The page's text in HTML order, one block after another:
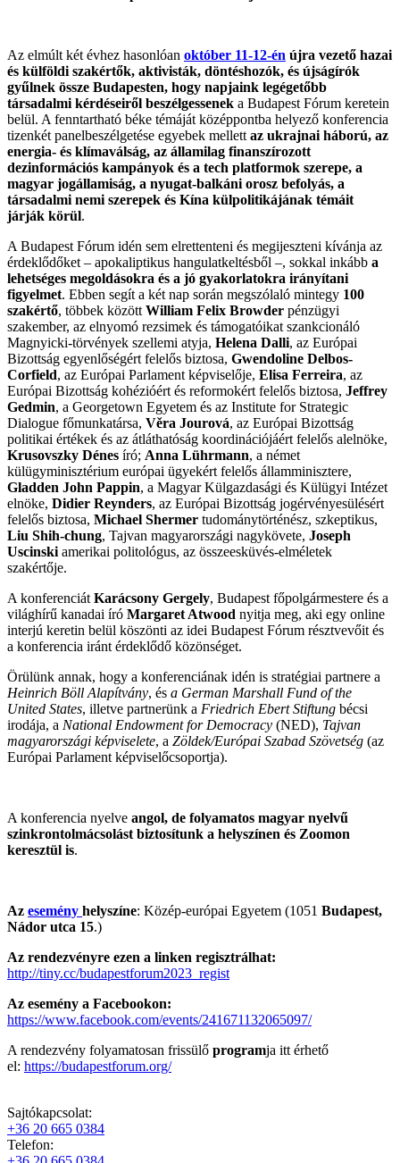
Az elmúlt két évhez hasonlóan október 11-12-én újra vezető hazai
és külföldi szakértők, aktivisták, döntéshozók, és újságírók
gyűlnek össze Budapesten, hogy napjaink legégetőbb
társadalmi kérdéseiről beszélgessenek a Budapest Fórum keretein
belül. A fenntartható béke témáját középpontba helyező konferencia
tizenkét panelbeszélgetése egyebek mellett az ukrajnai háború, az
energia- és klímaválság, az államilag finanszírozott
dezinformációs kampányok és a tech platformok szerepe, a
magyar jogállamiság, a nyugat-balkáni orosz befolyás, a
társadalmi nemi szerepek és Kína külpolitikájának témáit
járják körül.
A Budapest Fórum idén sem elrettenteni és megijeszteni kívánja az
érdeklődőket – apokaliptikus hangulatkeltésből –, sokkal inkább a
lehetséges megoldásokra és a jó gyakorlatokra irányítani
figyelmet. Ebben segít a két nap során megszólaló mintegy 100
szakértő, többek között William Felix Browder pénzügyi
szakember, az elnyomó rezsimek és támogatóikat szankcionáló
Magnyicki-törvények szellemi atyja, Helena Dalli, az Európai
Bizottság egyenlőségért felelős biztosa, Gwendoline Delbos-
Corfield, az Európai Parlament képviselője, Elisa Ferreira, az
Európai Bizottság kohézióért és reformokért felelős biztosa, Jeffrey
Gedmin, a Georgetown Egyetem és az Institute for Strategic
Dialogue főmunkatársa, Věra Jourová, az Európai Bizottság
politikai értékek és az átláthatóság koordinációjáért felelős alelnöke,
Krusovszky Dénes író; Anna Lührmann, a német
külügyminisztérium európai ügyekért felelős államminisztere,
Gladden John Pappin, a Magyar Külgazdasági és Külügyi Intézet
elnöke, Didier Reynders, az Európai Bizottság jogérvényesülésért
felelős biztosa, Michael Shermer tudománytörténész, szkeptikus,
Liu Shih-chung, Tajvan magyarországi nagykövete, Joseph
Uscinski amerikai politológus, az összeesküvés-elméletek
szakértője.
A konferenciát Karácsony Gergely, Budapest főpolgármestere és a
világhírű kanadai író Margaret Atwood nyitja meg, aki egy online
interjú keretin belül köszönti az idei Budapest Fórum résztvevőit és
a konferencia iránt érdeklődő közönséget.
Örülünk annak, hogy a konferenciának idén is stratégiai partnere a
Heinrich Böll Alapítvány, és a German Marshall Fund of the
United States, illetve partnerünk a Friedrich Ebert Stiftung bécsi
irodája, a National Endowment for Democracy (NED), Tajvan
magyarországi képviselete, a Zöldek/Európai Szabad Szövetség (az
Európai Parlament képviselőcsoportja).
A konferencia nyelve angol, de folyamatos magyar nyelvű
szinkrontolmácsolást biztosítunk a helyszínen és Zoomon
keresztül is.
Az esemény helyszíne: Közép-európai Egyetem (1051 Budapest,
Nádor utca 15.)
Az rendezvényre ezen a linken regisztrálhat:
http://tiny.cc/budapestforum2023_regist
Az esemény a Facebookon:
https://www.facebook.com/events/241671132065097/
A rendezvény folyamatosan frissülő programja itt érhető
el: https://budapestforum.org/
Sajtókapcsolat:
+36 20 665 0384
Telefon: